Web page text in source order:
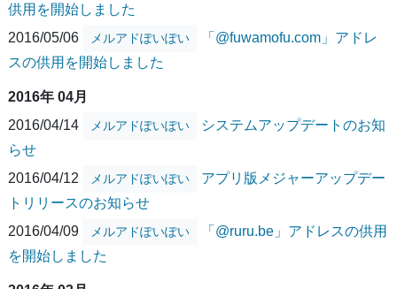
供用を開始しました
2016/05/06
メルアドぽいぽい
「@fuwamofu.com」アドレ
スの供用を開始しました
2016年 04月
2016/04/14
メルアドぽいぽい
システムアップデートのお知
らせ
2016/04/12
メルアドぽいぽい
アプリ版メジャーアップデー
トリリースのお知らせ
2016/04/09
メルアドぽいぽい
「@ruru.be」アドレスの供用
を開始しました